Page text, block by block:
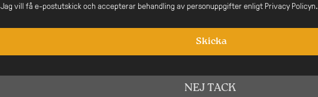
Entertainment, ett nigerianskt skivbolag grundat av den internationellt
namn på den globala scenen och har turnerat över hela världen. Tunez
han gjort flera hits som har fått stor uppmärksamhet både lokalt och
internationellt. Hans mest kända spår inkluderar “Iskaba”, en
samt “Cool Me Down” och “Pami”, två spår där han samarbetade med
Jag vill få e-postutskick och accepterar behandling av personuppgifter enligt Privacy Policyn.
Skicka
NEJ TACK